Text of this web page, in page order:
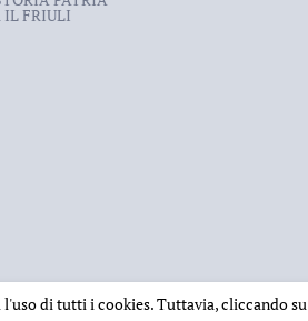
IL FRIULI
l'uso di tutti i cookies. Tuttavia, cliccando su